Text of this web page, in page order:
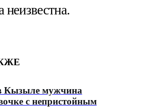
неизвестна.
Кызыле мужчина
с непристойным